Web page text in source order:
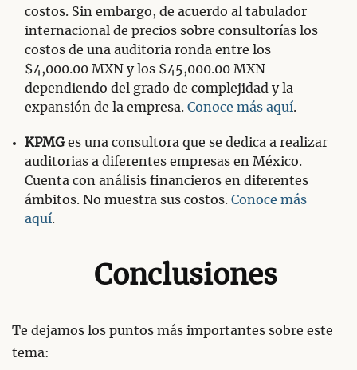
costos. Sin embargo, de acuerdo al tabulador
internacional de precios sobre consultorías los
costos de una auditoria ronda entre los
$4,000.00 MXN y los $45,000.00 MXN
dependiendo del grado de complejidad y la
expansión de la empresa. Conoce más aquí.
KPMGes una consultora que se dedica a realizar
auditorias a diferentes empresas en México.
Cuenta con análisis financieros en diferentes
ámbitos. No muestra sus costos. Conoce más
aquí.
Conclusiones
Te dejamos los puntos más importantes sobre este
tema: